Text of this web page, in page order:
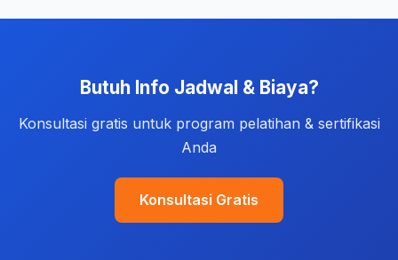
Butuh Info Jadwal & Biaya?
Konsultasi gratis untuk program pelatihan & sertifikasi
Anda
Konsultasi Gratis